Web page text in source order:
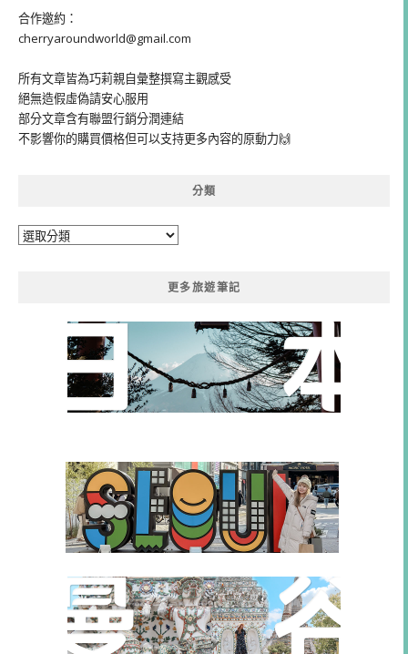
合作邀約：
cherryaroundworld@gmail.com
所有文章皆為巧莉親自彙整撰寫主觀感受
絕無造假虛偽請安心服用
部分文章含有聯盟行銷分潤連結
不影響你的購買價格但可以支持更多內容的原動力🙌
分類
分
更多旅遊筆記